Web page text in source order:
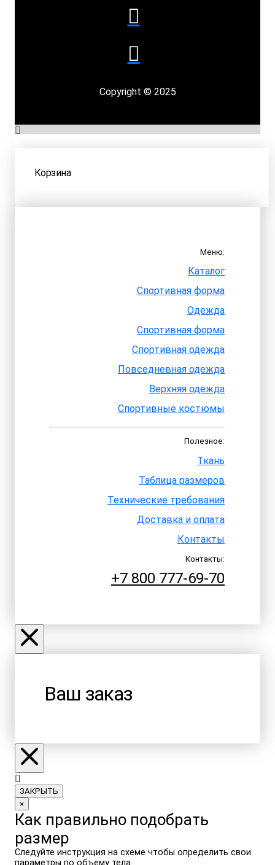
Copyright © 2025
Корзина
Меню:
Каталог
Спортивная форма
Одежда
Спортивная форма
Спортивная одежда
Повседневная одежда
Верхняя одежда
Спортивные костюмы
Полезное:
Ткань
Таблица размеров
Технические требования
Доставка и оплата
Контакты
Контакты:
+7 800 777-69-70
Ваш заказ
ЗАКРЫТЬ
×
Как правильно подобрать
размер
Следуйте инструкция на схеме чтобы определить свои